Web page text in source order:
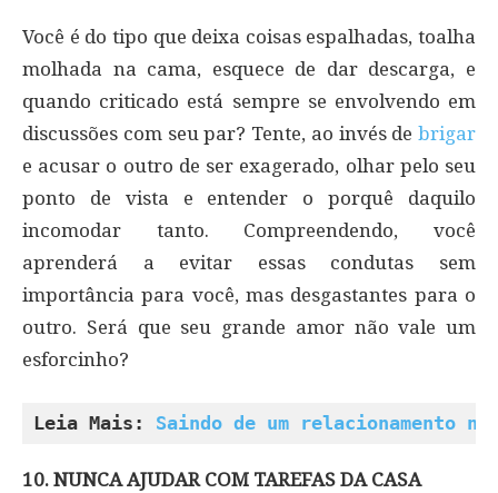
Você é do tipo que deixa coisas espalhadas, toalha
molhada na cama, esquece de dar descarga, e
quando criticado está sempre se envolvendo em
discussões com seu par? Tente, ao invés de brigar
e acusar o outro de ser exagerado, olhar pelo seu
ponto de vista e entender o porquê daquilo
incomodar tanto. Compreendendo, você
aprenderá a evitar essas condutas sem
importância para você, mas desgastantes para o
outro. Será que seu grande amor não vale um
esforcinho?
Leia Mais: Saindo de um relacionamento
10. NUNCA AJUDAR COM TAREFAS DA CASA